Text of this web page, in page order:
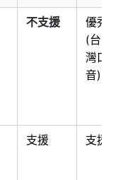
不支援
優秀
(台
灣口
音)
支援 支援